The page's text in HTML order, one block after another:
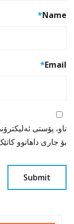
Name
*
Email
*
ناو، پۆستی
بۆ جاری داهاتوو